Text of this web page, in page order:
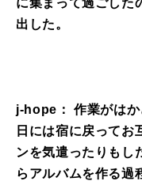
出した。
j-hope： 作業がはか
日には宿に戻ってお
ンを気遣ったりもし
らアルバムを作る過